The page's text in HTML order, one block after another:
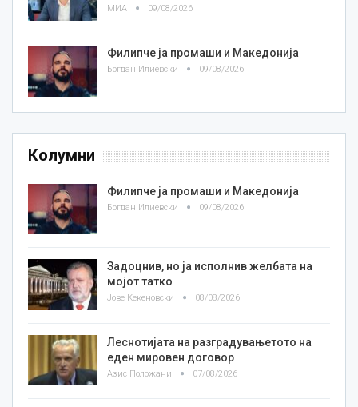
МИА 09/08/2026
Филипче ја промаши и Македонија
Богдан Илиевски 09/08/2026
Колумни
Филипче ја промаши и Македонија
Богдан Илиевски 09/08/2026
Задоцнив, но ја исполнив желбата на
мојот татко
Јове Кекеновски 08/08/2026
Леснотијата на разградувањетото на
еден мировен договор
Азис Положани 07/08/2026